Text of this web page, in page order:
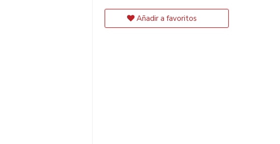
Añadir a favoritos